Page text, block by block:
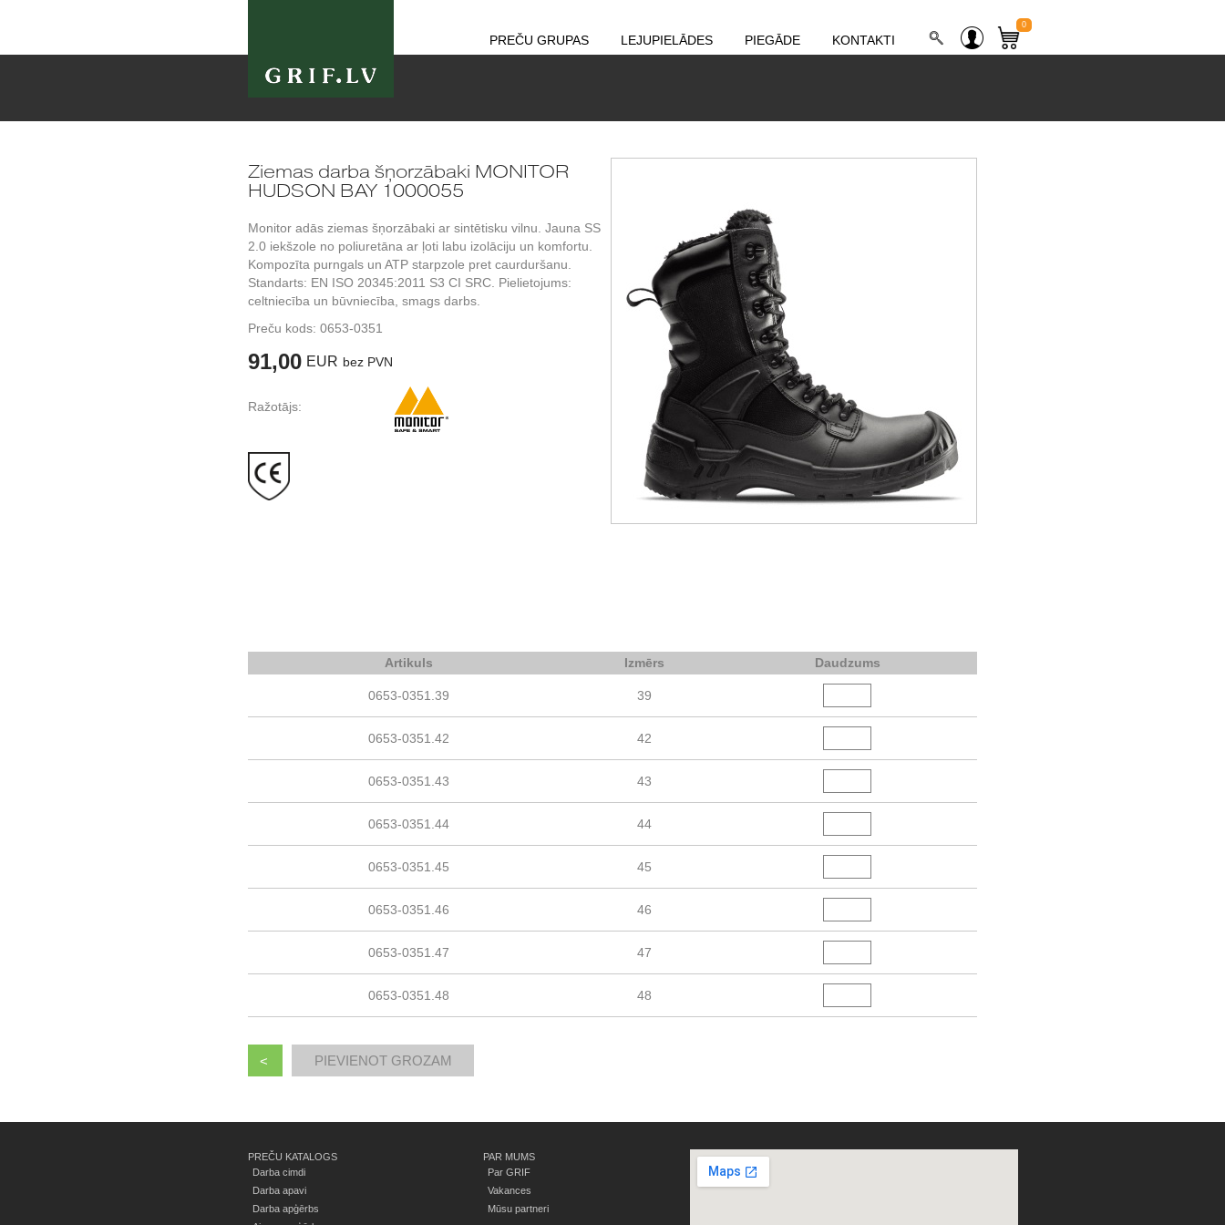
PREČU GRUPAS LEJUPIELĀDES PIEGĀDE KONTAKTI
0
Ziemas darba šņorzābaki MONITOR
HUDSON BAY 1000055
Monitor adās ziemas šņorzābaki ar sintētisku vilnu. Jauna SS
2.0 iekšzole no poliuretāna ar ļoti labu izolāciju un komfortu.
Kompozīta purngals un ATP starpzole pret caurduršanu.
Standarts: EN ISO 20345:2011 S3 CI SRC. Pielietojums:
celtniecība un būvniecība, smags darbs.
Preču kods: 0653-0351
91,00 EUR bez PVN
Ražotājs:
Artikuls Izmērs Daudzums
0653-0351.39 39
0653-0351.42 42
0653-0351.43 43
0653-0351.44 44
0653-0351.45 45
0653-0351.46 46
0653-0351.47 47
0653-0351.48 48
<
PREČU KATALOGS
Darba cimdi
Darba apavi
Darba apģērbs
PAR MUMS
Par GRIF
Vakances
Mūsu partneri